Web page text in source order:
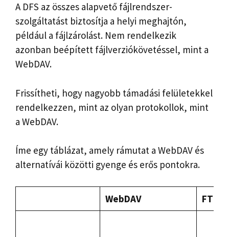
A DFS az összes alapvető fájlrendszer-
szolgáltatást biztosítja a helyi meghajtón,
például a fájlzárolást. Nem rendelkezik
azonban beépített fájlverziókövetéssel, mint a
WebDAV.
Frissítheti, hogy nagyobb támadási felületekkel
rendelkezzen, mint az olyan protokollok, mint
a WebDAV.
Íme egy táblázat, amely rámutat a WebDAV és
alternatívái közötti gyenge és erős pontokra.
WebDAV FTP